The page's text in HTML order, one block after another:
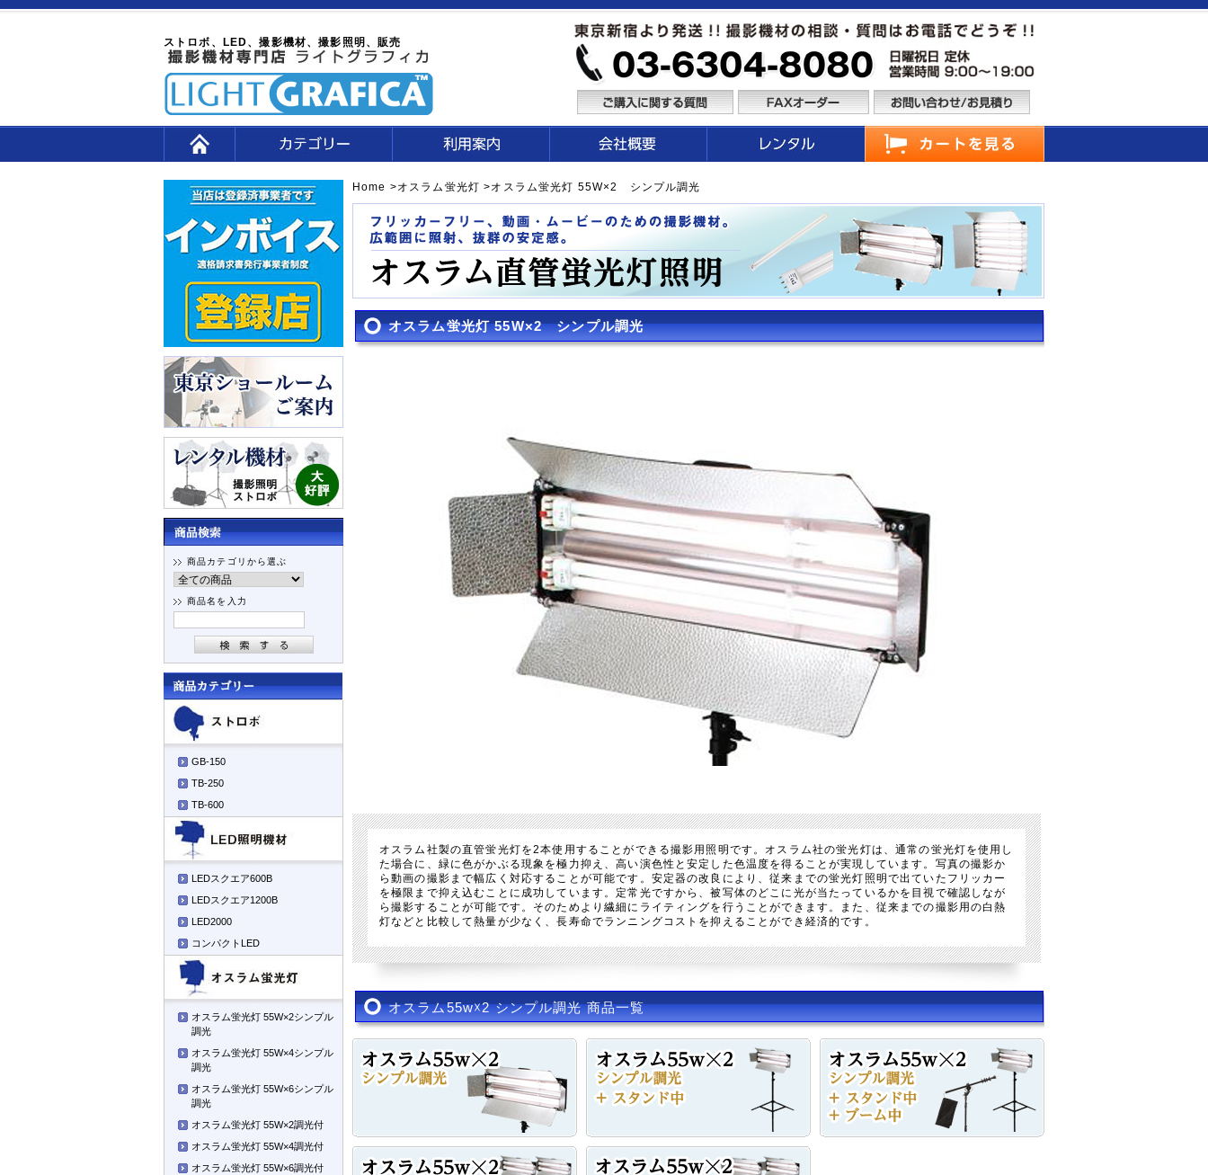
ストロボ、LED、撮影機材、撮影照明、販売
商品カテゴリから選ぶ
商品名を入力
GB-150
TB-250
TB-600
LEDスクエア600B
LEDスクエア1200B
LED2000
コンパクトLED
オスラム蛍光灯 55W×2シンプル
調光
オスラム蛍光灯 55W×4シンプル
調光
オスラム蛍光灯 55W×6シンプル
調光
オスラム蛍光灯 55W×2調光付
オスラム蛍光灯 55W×4調光付
オスラム蛍光灯 55W×6調光付
Home >オスラム蛍光灯 >オスラム蛍光灯 55W×2 シンプル調光
オスラム蛍光灯 55W×2 シンプル調光
オスラム社製の直管蛍光灯を2本使用することができる撮影用照明です。オスラム社の蛍光灯は、通常の蛍光灯を使用し
た場合に、緑に色がかぶる現象を極力抑え、高い演色性と安定した色温度を得ることが実現しています。写真の撮影か
ら動画の撮影まで幅広く対応することが可能です。安定器の改良により、従来までの蛍光灯照明で出ていたフリッカー
を極限まで抑え込むことに成功しています。定常光ですから、被写体のどこに光が当たっているかを目視で確認しなが
ら撮影することが可能です。そのためより繊細にライティングを行うことができます。また、従来までの撮影用の白熱
灯などと比較して熱量が少なく、長寿命でランニングコストを抑えることができ経済的です。
オスラム55w☓2 シンプル調光 商品一覧